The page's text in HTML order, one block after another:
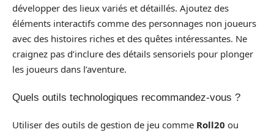
développer des lieux variés et détaillés. Ajoutez des
éléments interactifs comme des personnages non joueurs
avec des histoires riches et des quêtes intéressantes. Ne
craignez pas d’inclure des détails sensoriels pour plonger
les joueurs dans l’aventure.
Quels outils technologiques recommandez-vous ?
Utiliser des outils de gestion de jeu comme Roll20 ou